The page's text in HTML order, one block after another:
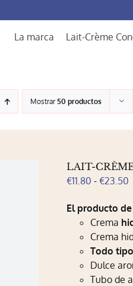
La marca Lait-Crème
Mostrar 50 productos
LAIT-
€11.80 - €23.50
El producto
Crema
Crema
Todo
Dulce
Tubo de